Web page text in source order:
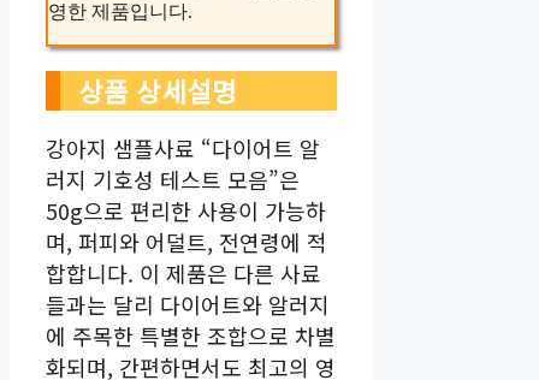
영한 제품입니다.
상품 상세설명
강아지 샘플사료 “다이어트 알
러지 기호성 테스트 모음”은
50g으로 편리한 사용이 가능하
며, 퍼피와 어덜트, 전연령에 적
합합니다. 이 제품은 다른 사료
들과는 달리 다이어트와 알러지
에 주목한 특별한 조합으로 차별
화되며, 간편하면서도 최고의 영